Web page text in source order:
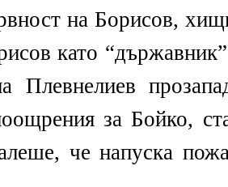
на Борисов,
като
Плевнелиев
за Бойко,
че напуска